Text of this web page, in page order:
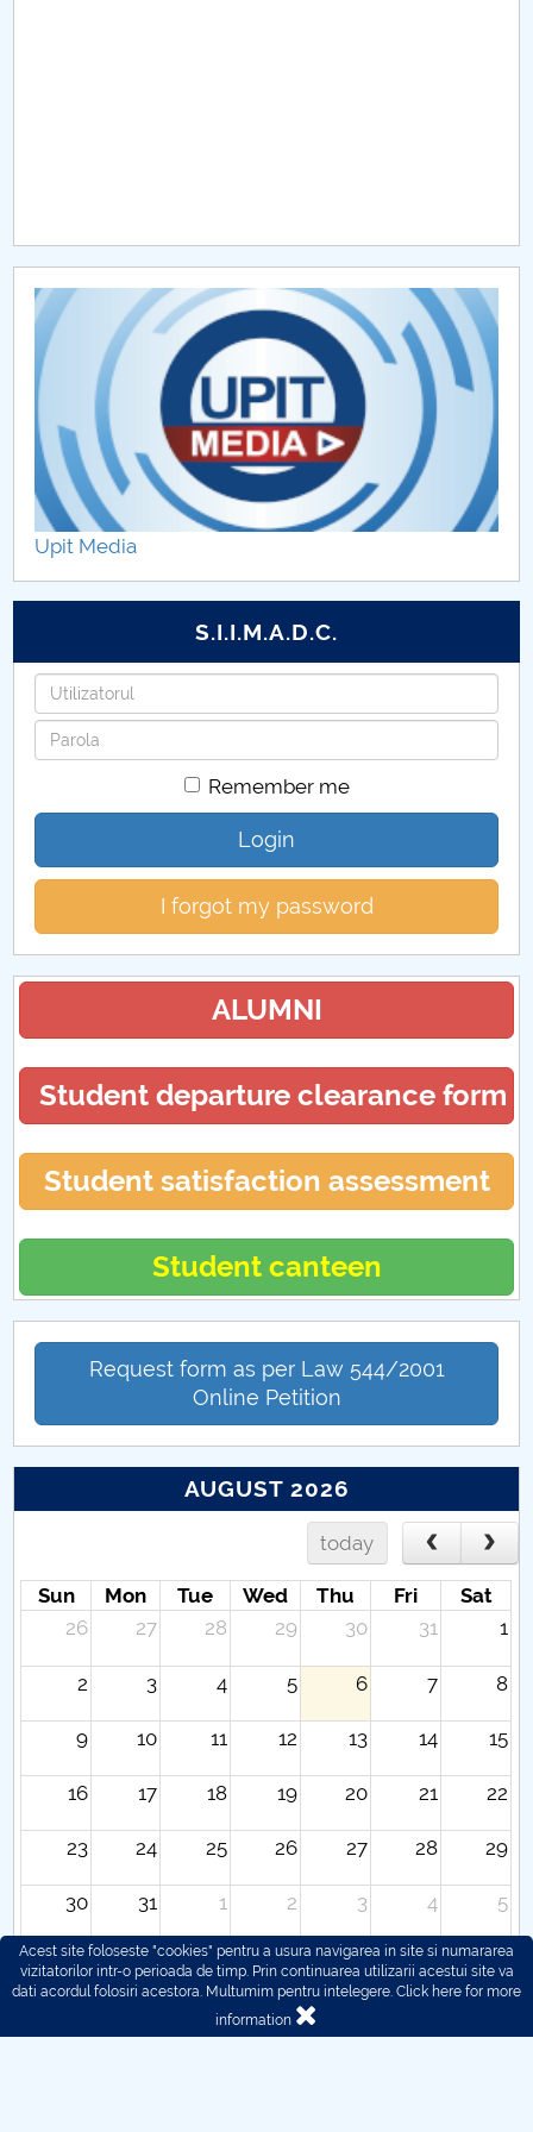
Chestionar angajabilitate ALUMNI – UPB
CAR2026
MENIU CANTINA
AI
EDUDATA
CARE+CONNECT
VR-INTENSE
THRIVING SCHOOLS
Proiecte de cercetare ştiinţifică
Proiecte internaţionale
Alte categorii de proiecte
PCUe - Punctul de Contact Unic electronic
Upit Media
S.I.I.M.A.D.C.
Username
Password
Remember me
Login
I forgot my password
ALUMNI
Student departure clearance form
Student satisfaction assessment
Student canteen
Request form as per Law 544/2001
Online Petition
AUGUST 2026
today
Sun Mon Tue Wed Thu Fri
Sat
26
27 28 29 30 31 1
2 3 4 5 6 7 8
9 10 11 12 13 14 15
16 17 18 19 20 21 22
23 24 25 26 27 28 29
30 31 1 2 3 4 5
Acest site foloseste "cookies" pentru a usura navigarea in site si numararea
vizitatorilor intr-o perioada de timp. Prin continuarea utilizarii acestui site va
dati acordul folosiri acestora. Multumim pentru intelegere. Click here for more
information